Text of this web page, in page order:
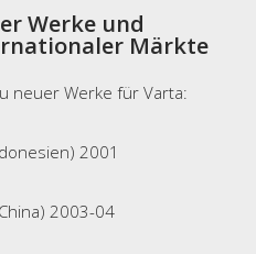
Werke und
Märkte
neuer Werke für Varta:
2001
2003-04